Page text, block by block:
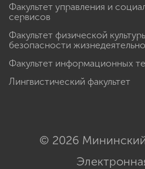
Факультет управления и
сервисов
Факультет физической
безопасности
Факультет информационных
Лингвистический факультет
© 2026